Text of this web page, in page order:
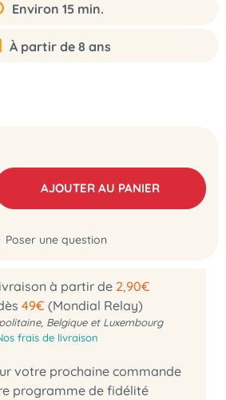
Environ 15 min.
À partir de 8 ans
AJOUTER AU PANIER
Poser une question
à partir de 2,90€
49€ (Mondial Relay)
Belgique et Luxembourg
frais de livraison
votre prochaine commande
programme de fidélité